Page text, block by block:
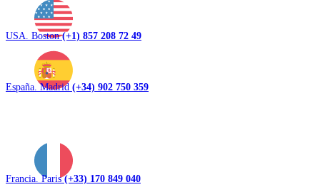
USA. Boston(+1) 857 208 72 49
España. Madrid (+34) 902 750 359
Francia. Paris(+33) 170 849 040